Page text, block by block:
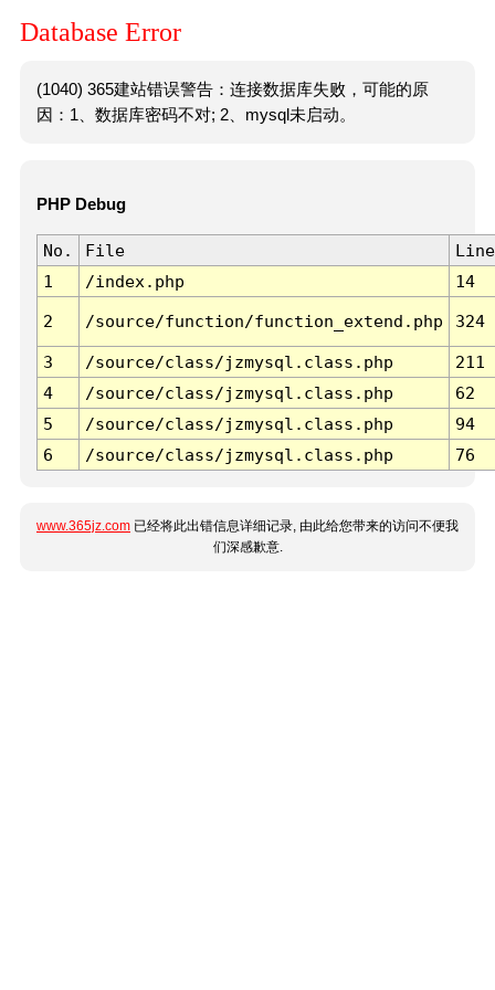
Database Error
(1040) 365建站错误警告：连接数据库失败，可能的原
因：1、数据库密码不对; 2、mysql未启动。
PHP Debug
No. File
Line
1
/index.php 14
2 /source/function/function_extend.php 324
3 /source/class/jzmysql.class.php
211
4
/source/class/jzmysql.class.php
62
5
/source/class/jzmysql.class.php
94
6
/source/class/jzmysql.class.php 76
www.365jz.com 已经将此出错信息详细记录, 由此给您带来的访问不便我
们深感歉意.